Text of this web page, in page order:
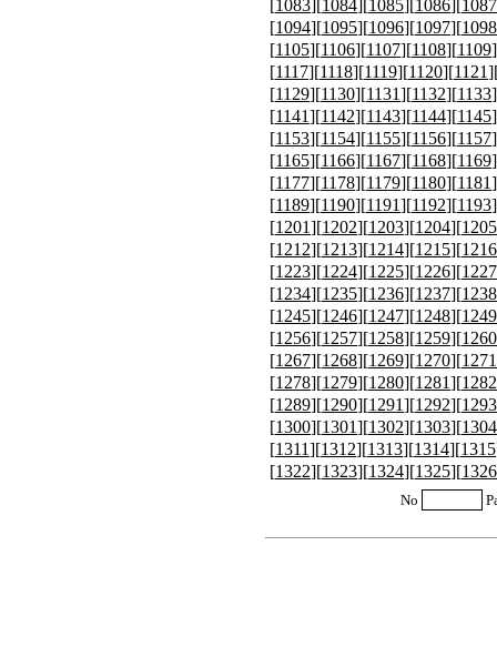
[1083][1084][1085][1086][1087
[1094][1095][1096][1097][1098
[1105][1106][1107][1108][1109
[1117][1118][1119][1120][1121
[1129][1130][1131][1132][1133
[1141][1142][1143][1144][1145
[1153][1154][1155][1156][1157
[1165][1166][1167][1168][1169
[1177][1178][1179][1180][1181
[1189][1190][1191][1192][1193
[1201][1202][1203][1204][1205
[1212][1213][1214][1215][1216
[1223][1224][1225][1226][1227
[1234][1235][1236][1237][1238
[1245][1246][1247][1248][1249
[1256][1257][1258][1259][1260
[1267][1268][1269][1270][1271
[1278][1279][1280][1281][1282
[1289][1290][1291][1292][1293
[1300][1301][1302][1303][1304
[1311][1312][1313][1314][1315
[1322][1323][1324][1325][1326
No